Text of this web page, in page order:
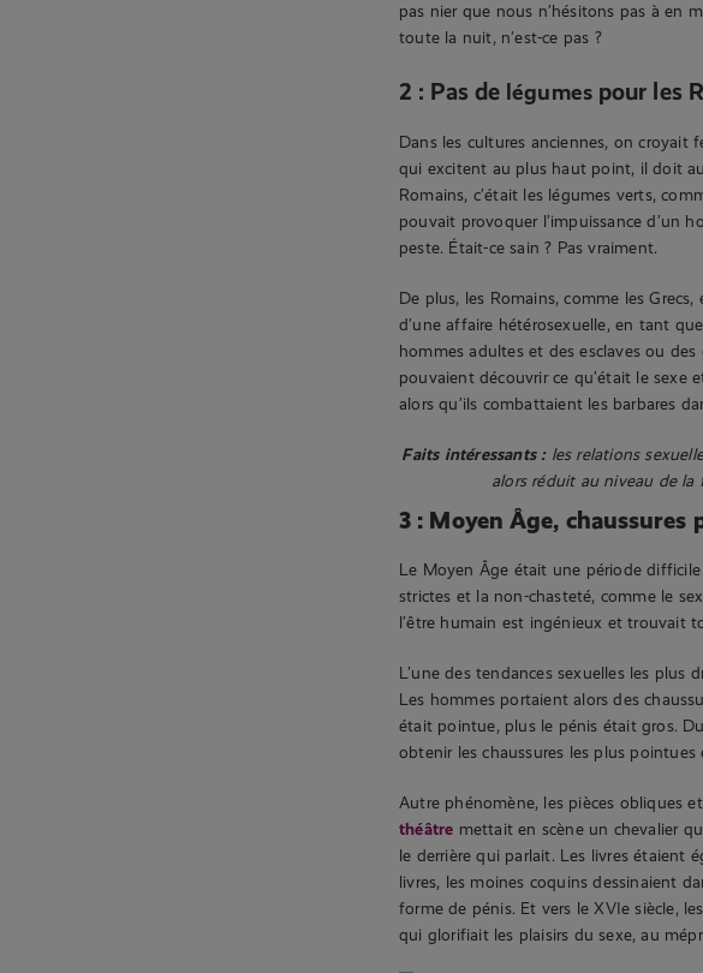
pas nier que nous n’hésitons pas à en
toute la nuit, n’est-ce pas ?
2 : Pas de légumespour les
Dans les cultures anciennes, on croyait
qui excitent au plus haut point, il doit
Romains, c’était les légumes verts,
pouvait provoquer l’impuissance d’un
peste. Était-ce sain ? Pas vraiment.
De plus, les Romains, comme les
d’une affaire hétérosexuelle, en tant
hommes adultes et des esclaves ou
pouvaient découvrir ce qu’était le sexe
alors qu’ils combattaient les barbares
Faits intéressants :les relations
alors réduit au niveau de la
3 : Moyen Âge,
Le Moyen Âge était une période
strictes et la non-chasteté, comme le
l’être humain est ingénieux et trouvait
L’une des tendances sexuelles les
Les hommes portaient alors des
était pointue, plus le pénis était gros.
obtenir les chaussures les plus
Autre phénomène, les pièces obliques
théâtre mettait en scène un chevalier
le derrière qui parlait. Les livres étaient
livres, les moines coquins dessinaient
forme de pénis. Et vers le XVIe siècle,
qui glorifiait les plaisirs du sexe, au